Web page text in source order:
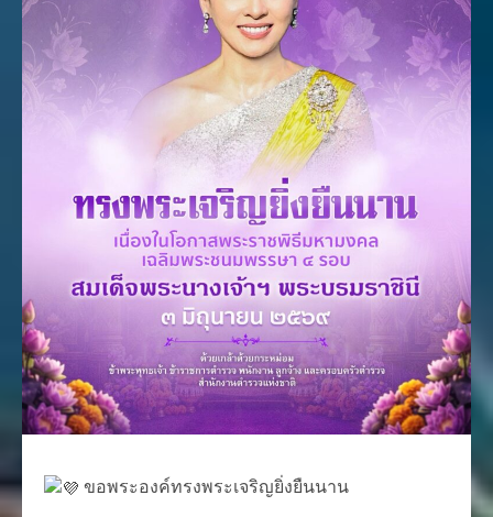
ขอพระองค์ทรงพระเจริญยิ่งยืนนาน